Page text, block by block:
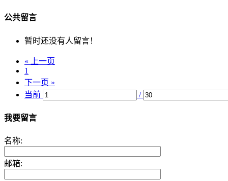
公共留言
暂时还没有人留言！
« 上一页
1
下一页 »
当前
/
我要留言
名称:
邮箱: